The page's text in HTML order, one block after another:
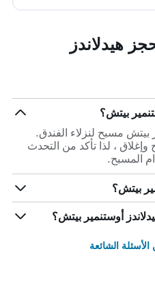
هيدلاندز
بيتش؟
بيتش مسبح لنزلاء الفندق.
، لذا تأكد من التحدث
المسبح.
بيتش؟
أوستنمير بيتش؟
الشائعة